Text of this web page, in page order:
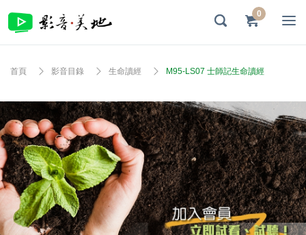
0
首頁 影音目錄 生命讀經 M95-LS07 士師記生命讀經